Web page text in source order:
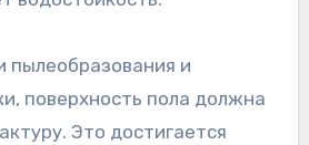
пылеобразования и
поверхность пола должна
Это достигается